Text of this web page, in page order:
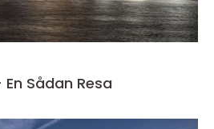
Sådan Resa